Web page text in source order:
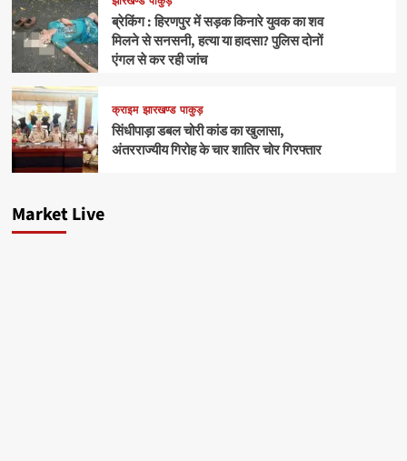
ब्रेकिंग : हिरणपुर में सड़क किनारे युवक का शव
मिलने से सनसनी, हत्या या हादसा? पुलिस दोनों
एंगल से कर रही जांच
क्राइम झारखण्ड पाकुड़
सिंधीपाड़ा डबल चोरी कांड का खुलासा,
अंतरराज्यीय गिरोह के चार शातिर चोर गिरफ्तार
Market Live